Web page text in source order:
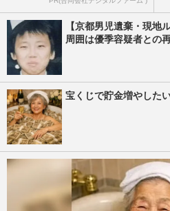
【京都男児遺棄・現地
周囲は優季容疑者との
宝くじで貯金増やした